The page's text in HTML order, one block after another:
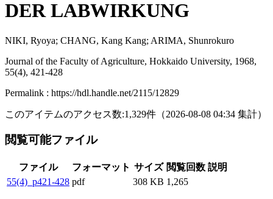
DER LABWIRKUNG
NIKI, Ryoya; CHANG, Kang Kang; ARIMA, Shunrokuro
Journal of the Faculty of Agriculture, Hokkaido University, 1968,
55(4), 421-428
Permalink : https://hdl.handle.net/2115/12829
このアイテムのアクセス数:1,329件 （2026-08-08 04:34 集計）
閲覧可能ファイル
ファイル フォーマット サイズ 閲覧回数 説明
55(4)_p421-428 pdf 308 KB 1,265